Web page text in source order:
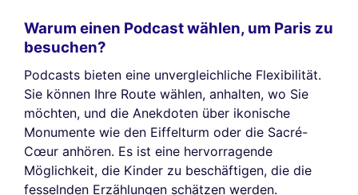
Warum einen Podcast wählen, um Paris zu
besuchen?
Podcasts bieten eine unvergleichliche Flexibilität.
Sie können Ihre Route wählen, anhalten, wo Sie
möchten, und die Anekdoten über ikonische
Monumente wie den Eiffelturm oder die Sacré-
Cœur anhören. Es ist eine hervorragende
Möglichkeit, die Kinder zu beschäftigen, die die
fesselnden Erzählungen schätzen werden.